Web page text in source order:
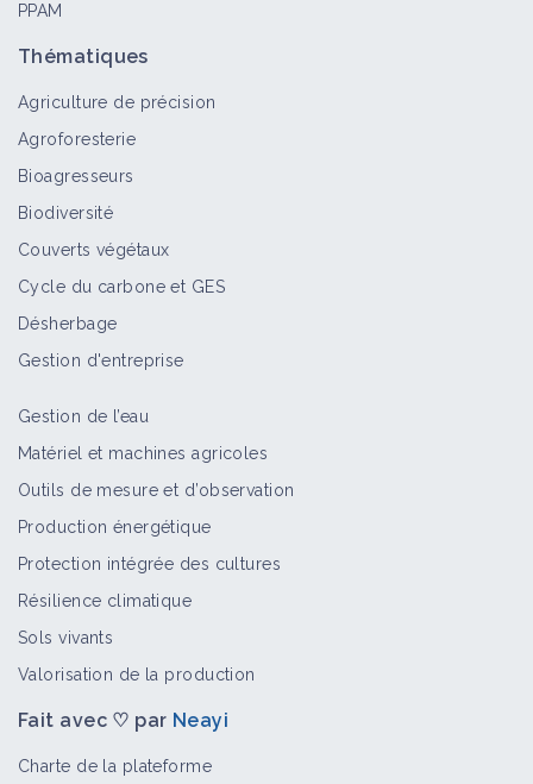
PPAM
Thématiques
Agriculture de précision
Agroforesterie
Bioagresseurs
Biodiversité
Couverts végétaux
Cycle du carbone et GES
Désherbage
Gestion d'entreprise
Gestion de l’eau
Matériel et machines agricoles
Outils de mesure et d’observation
Production énergétique
Protection intégrée des cultures
Résilience climatique
Sols vivants
Valorisation de la production
Fait avec ♡ par Neayi
Charte de la plateforme